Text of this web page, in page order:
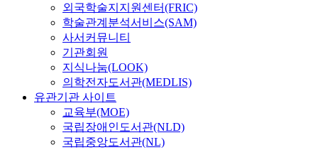
외국학술지지원센터(FRIC)
학술관계분석서비스(SAM)
사서커뮤니티
기관회원
지식나눔(LOOK)
의학전자도서관(MEDLIS)
유관기관 사이트
교육부(MOE)
국립장애인도서관(NLD)
국립중앙도서관(NL)